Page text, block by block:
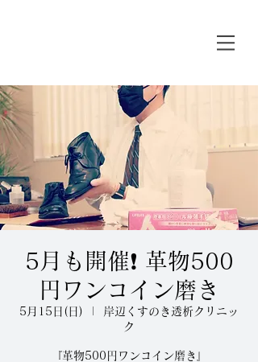
5月も開催❗️ 革物500
円ワンコイン磨き
5月15日(日)
岸辺くすのき透析クリニッ
ク
『革物500円ワンコイン磨き』